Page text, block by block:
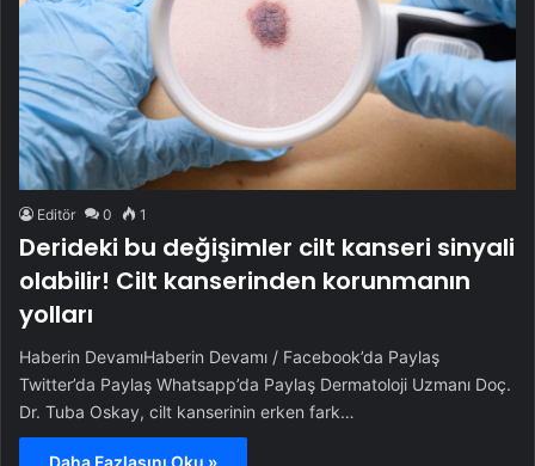
Editör 0 1
Derideki bu değişimler cilt kanseri sinyali
olabilir! Cilt kanserinden korunmanın
yolları
Haberin DevamıHaberin Devamı / Facebook’da Paylaş
Twitter’da Paylaş Whatsapp’da Paylaş Dermatoloji Uzmanı Doç.
Dr. Tuba Oskay, cilt kanserinin erken fark…
Daha Fazlasını Oku »